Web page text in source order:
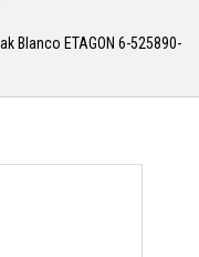
Blanco ETAGON 6-525890-